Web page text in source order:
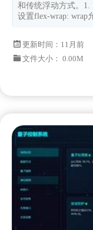
和传统浮动方式。1.
设置flex-wrap: wrap
更新时间： 11月前
文件大小： 0.00M